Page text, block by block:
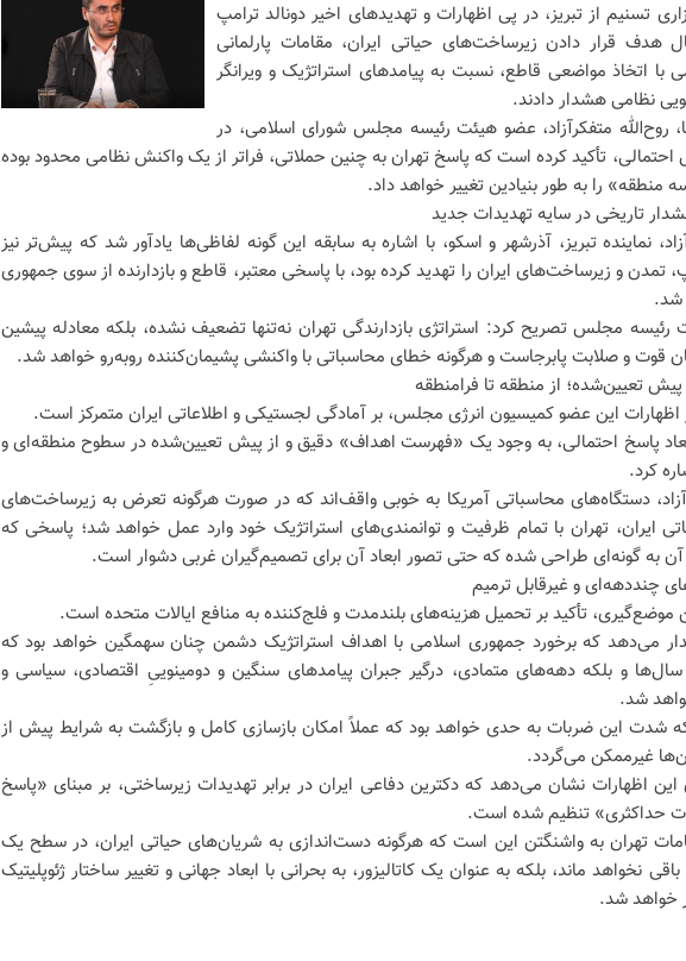
تسنیم از تبریز، در پی اظهارات و تهدیدهای اخیر دونالد ترامپ
هدف قرار دادن زیرساخت‌های حیاتی ایران، مقامات پارلمانی
با اتخاذ مواضعی قاطع، نسبت به پیامدهای استراتژیک و ویرانگر
نظامی هشدار دادند.
روح‌الله متفکرآزاد، عضو هیئت رئیسه مجلس شورای اسلامی، در
احتمالی، تأکید کرده است که پاسخ تهران به چنین حملاتی، فراتر از یک واکنش نظامی محدود بوده
منطقه» را به طور بنیادین تغییر خواهد داد.
تاریخی در سایه تهدیدات جدید
نماینده تبریز، آذرشهر و اسکو، با اشاره به سابقه این گونه لفاظی‌ها یادآور شد که پیش‌تر نیز
تمدن و زیرساخت‌های ایران را تهدید کرده بود، با پاسخی معتبر، قاطع و بازدارنده از سوی جمهوری
شد.
مجلس تصریح کرد: استراتژی بازدارندگی تهران نه‌تنها تضعیف نشده، بلکه معادله پیشین
قوت و صلابت پابرجاست و هرگونه خطای محاسباتی با واکنشی پشیمان‌کننده روبه‌رو خواهد شد.
تعیین‌شده؛ از منطقه تا فرامنطقه
این عضو کمیسیون انرژی مجلس، بر آمادگی لجستیکی و اطلاعاتی ایران متمرکز است.
پاسخ احتمالی، به وجود یک «فهرست اهداف» دقیق و از پیش تعیین‌شده در سطوح منطقه‌ای و
کرد.
دستگاه‌های محاسباتی آمریکا به خوبی واقف‌اند که در صورت هرگونه تعرض به زیرساخت‌های
ایران، تهران با تمام ظرفیت و توانمندی‌های استراتژیک خود وارد عمل خواهد شد؛ پاسخی که
به گونه‌ای طراحی شده که حتی تصور ابعاد آن برای تصمیم‌گیران غربی دشوار است.
چنددهه‌ای و غیرقابل ترمیم
تأکید بر تحمیل هزینه‌های بلندمدت و فلج‌کننده به منافع ایالات متحده است.
می‌دهد که برخورد جمهوری اسلامی با اهداف استراتژیک دشمن چنان سهمگین خواهد بود که
سال‌ها و بلکه دهه‌های متمادی، درگیر جبران پیامدهای سنگین و دومینوییِ اقتصادی، سیاسی و
شد.
شدت این ضربات به حدی خواهد بود که عملاً امکان بازسازی کامل و بازگشت به شرایط پیش از
غیرممکن می‌گردد.
اظهارات نشان می‌دهد که دکترین دفاعی ایران در برابر تهدیدات زیرساختی، بر مبنای «پاسخ
حداکثری» تنظیم شده است.
تهران به واشنگتن این است که هرگونه دست‌اندازی به شریان‌های حیاتی ایران، در سطح یک
نخواهد ماند، بلکه به عنوان یک کاتالیزور، به بحرانی با ابعاد جهانی و تغییر ساختار ژئوپلیتیک
خواهد شد.